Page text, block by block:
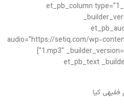
[/et_pb_text][/et_pb_column][et_pb_column
audio=”https://setiq.com/wp-
1.mp3″ _builder_version=”4.5.7″ _module_preset=”default”]
[/et_pb_audio][et_pb_text
فقیهی کیا